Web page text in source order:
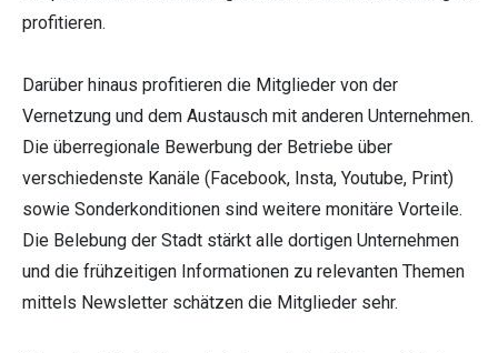
profitieren.
Darüber hinaus profitieren die Mitglieder von der
Vernetzung und dem Austausch mit anderen Unternehmen.
Die überregionale Bewerbung der Betriebe über
verschiedenste Kanäle (Facebook, Insta, Youtube, Print)
sowie Sonderkonditionen sind weitere monitäre Vorteile.
Die Belebung der Stadt stärkt alle dortigen Unternehmen
und die frühzeitigen Informationen zu relevanten Themen
mittels Newsletter schätzen die Mitglieder sehr.